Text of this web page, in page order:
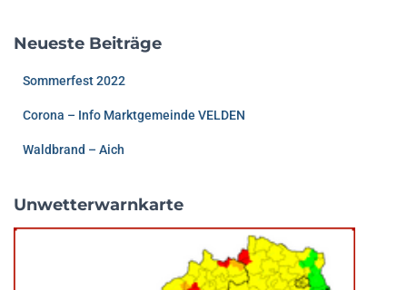
Neueste Beiträge
Sommerfest 2022
Corona – Info Marktgemeinde VELDEN
Waldbrand – Aich
Unwetterwarnkarte